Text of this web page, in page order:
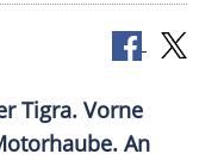
Tigra. Vorne
An